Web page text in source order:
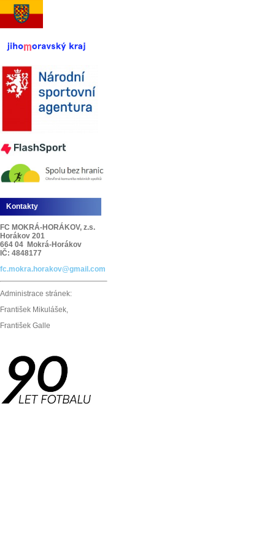
Kontakty
FC MOKRÁ-HORÁKOV, z.s.
Horákov 201
664 04 Mokrá-Horákov
IČ: 4848177
fc.mokra.horakov@gmail.com
Administrace stránek:
František Mikulášek,
František Galle